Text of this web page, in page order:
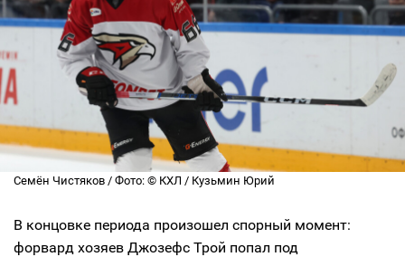
Семён Чистяков / Фото: © КХЛ / Кузьмин Юрий
В концовке периода произошел спорный момент:
форвард хозяев Джозефс Трой попал под